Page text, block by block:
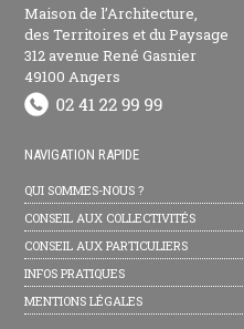
Maison de l’Architecture,
des Territoires et du Paysage
312 avenue René Gasnier
49100 Angers
NAVIGATION RAPIDE
QUI SOMMES-NOUS ?
CONSEIL AUX COLLECTIVITÉS
CONSEIL AUX PARTICULIERS
INFOS PRATIQUES
MENTIONS LÉGALES